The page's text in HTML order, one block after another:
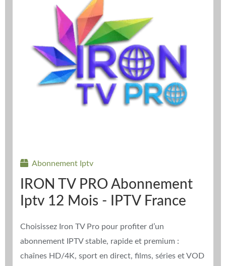
Abonnement Iptv
IRON TV PRO Abonnement
Iptv 12 Mois - IPTV France
Choisissez Iron TV Pro pour profiter d’un
abonnement IPTV stable, rapide et premium :
chaînes HD/4K, sport en direct, films, séries et VOD